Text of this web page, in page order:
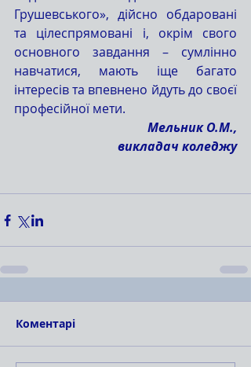
Грушевського», дійсно обдаровані
та цілеспрямовані і, окрім свого
основного завдання – сумлінно
навчатися, мають іще багато
інтересів та впевнено йдуть до своєї
професійної мети.
Мельник О.М.,
викладач коледжу
Коментарі